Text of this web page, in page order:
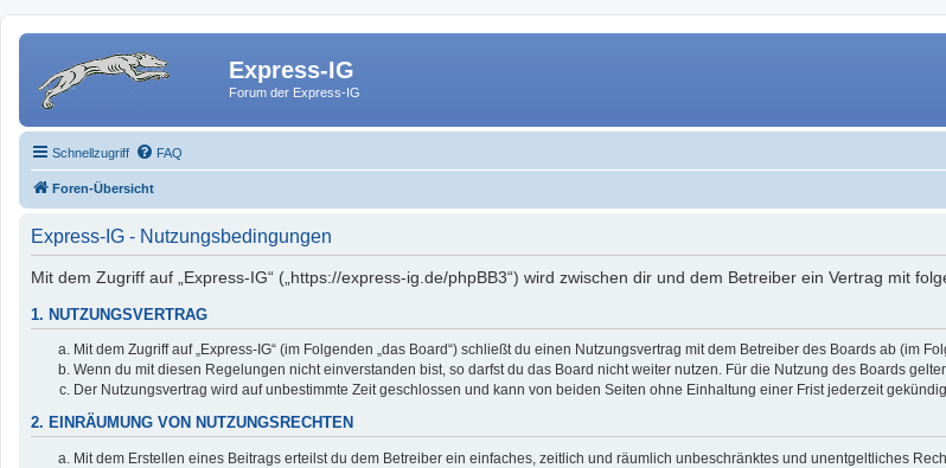
Express-IG
Forum der Express-IG
Schnellzugriff FAQ
Foren-Übersicht
Express-IG - Nutzungsbedingungen
Mit dem Zugriff auf „Express-IG“ („https://express-ig.de/phpBB3“) wird zwischen dir und dem Betreiber ein Vertrag mit
1. NUTZUNGSVERTRAG
Mit dem Zugriff auf „Express-IG“ (im Folgenden „das Board“) schließt du einen Nutzungsvertrag mit dem Betreiber des Boards ab (im
Wenn du mit diesen Regelungen nicht einverstanden bist, so darfst du das Board nicht weiter nutzen. Für die Nutzung des Boards
Der Nutzungsvertrag wird auf unbestimmte Zeit geschlossen und kann von beiden Seiten ohne Einhaltung einer Frist jederzeit
2. EINRÄUMUNG VON NUTZUNGSRECHTEN
Mit dem Erstellen eines Beitrags erteilst du dem Betreiber ein einfaches, zeitlich und räumlich unbeschränktes und unentgeltliches